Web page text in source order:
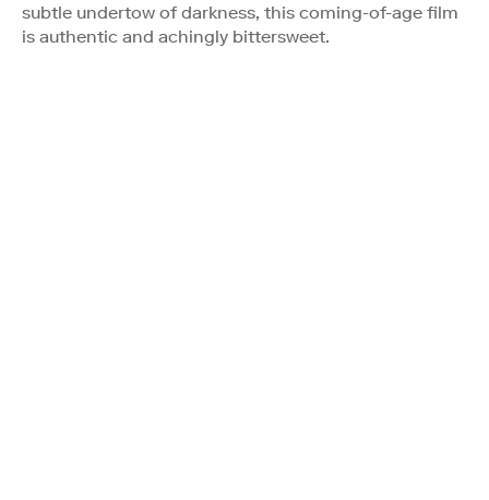
subtle undertow of darkness, this coming-of-age film
is authentic and achingly bittersweet.